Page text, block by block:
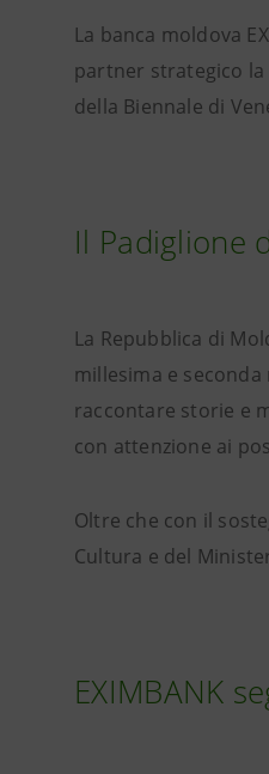
La banca moldova
partner strategico la
della Biennale di
Il Padiglione
La Repubblica di
millesima e
raccontare storie e
con attenzione ai
Oltre che con il
Cultura e del
EXIMBANK